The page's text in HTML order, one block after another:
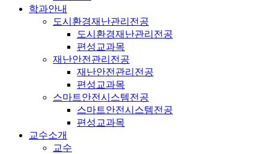
학과안내
도시환경재난관리전공
도시환경재난관리전공
편성교과목
재난안전관리전공
재난안전관리전공
편성교과목
스마트안전시스템전공
스마트안전시스템전공
편성교과목
교수소개
교수